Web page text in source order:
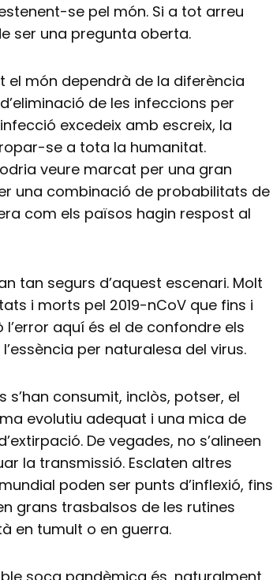
se pel món. Si a tot arreu
ser una pregunta oberta.
el món dependrà de la diferència
de les infeccions per
excedeix amb escreix, la
se a tota la humanitat.
veure marcat per una gran
una combinació de probabilitats de
com els països hagin respost al
tan segurs d’aquest escenari. Molt
i morts pel 2019-nCoV que fins i
aquí és el de confondre els
per naturalesa del virus.
s’han consumit, inclòs, potser, el
evolutiu adequat i una mica de
De vegades, no s’alineen
la transmissió. Esclaten altres
poden ser punts d’inflexió, fins
grans trasbalsos de les rutines
en tumult o en guerra.